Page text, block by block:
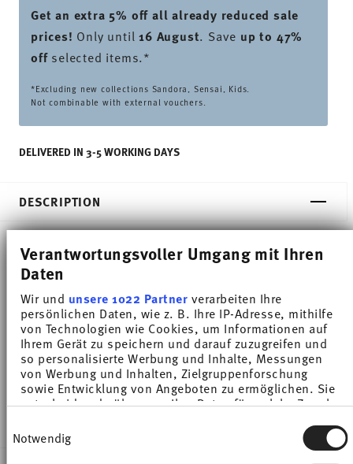
Verantwortungsvoller Umgang mit Ihren
Daten
Wir und unsere 1022 Partnerverarbeiten Ihre
persönlichen Daten, wie z. B. Ihre IP-Adresse, mithilfe
von Technologien wie Cookies, um Informationen auf
Ihrem Gerät zu speichern und darauf zuzugreifen und
so personalisierte Werbung und Inhalte, Messungen
von Werbung und Inhalten, Zielgruppenforschung
sowie Entwicklung von Angeboten zu ermöglichen. Sie
entscheiden darüber, wer Ihre Daten für welche Zwecke
Cookie-Erklärung oder durch Klicken auf das Privacy
Trigger Symbol ändern oder widerrufen
Notwendig
Get an extra 5% off all already reduced sale
prices! Only until16 August. Save up to 47%
offselected items.*
*Excluding new collections Sandora, Sensai, Kids.
Not combinable with external vouchers.
DELIVERED IN 3-5 WORKING DAYS
DESCRIPTION
Thomas Trend Colour Chilli Red Soup plate - Round
- Ø 21,7 cm - h 3,5 cm, Porcelain
Trend White is regarded worldwide as one of the
most popular dinnerware for everyday use. Trend
Colour sets coloured accents - inspired by the
nature of the North.